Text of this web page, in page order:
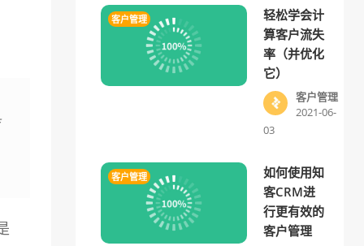
客户管理
轻松学会计
算客户流失
率（并优化
它）
客户管理
2021-06-
03
客户管理
如何使用知
客CRM进
行更有效的
客户管理